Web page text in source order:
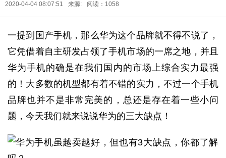
2020-04-04 08:07:51 来源: 阅读：1058
一提到国产手机，那么华为这个品牌就不得不说了，
它凭借着自主研发占领了手机市场的一席之地，并且
华为手机的确是在我们国内的市场上综合实力最强
的！大多数的机型都有着不错的实力，不过一个手机
品牌也并不是非常完美的，总还是存在着一些小问
题，今天我们就来说说华为的三大缺点！